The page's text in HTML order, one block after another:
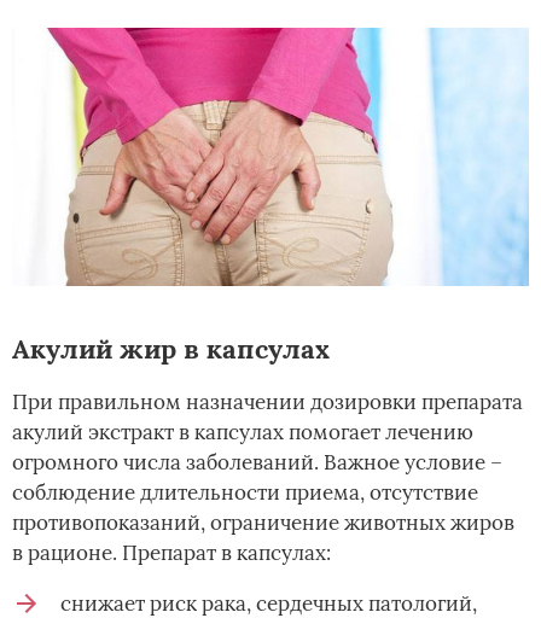
Акулий жир в капсулах
При правильном назначении дозировки препарата
акулий экстракт в капсулах помогает лечению
огромного числа заболеваний. Важное условие –
соблюдение длительности приема, отсутствие
противопоказаний, ограничение животных жиров
в рационе. Препарат в капсулах:
снижает риск рака, сердечных патологий,